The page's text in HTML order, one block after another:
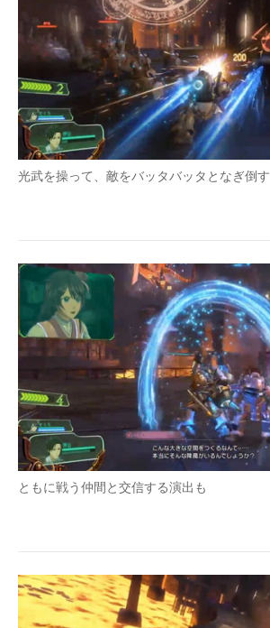
光武を操って、敵をバッタバッタとなぎ倒す
ともに戦う仲間と交信する演出も